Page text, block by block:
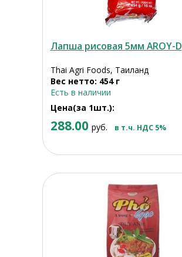
Лапша рисовая 5мм AROY-D
Thai Agri Foods, Таиланд
Вес нетто: 454 г
Есть в наличии
Цена(за 1шт.):
288.00 руб. в т.ч. НДС 5%